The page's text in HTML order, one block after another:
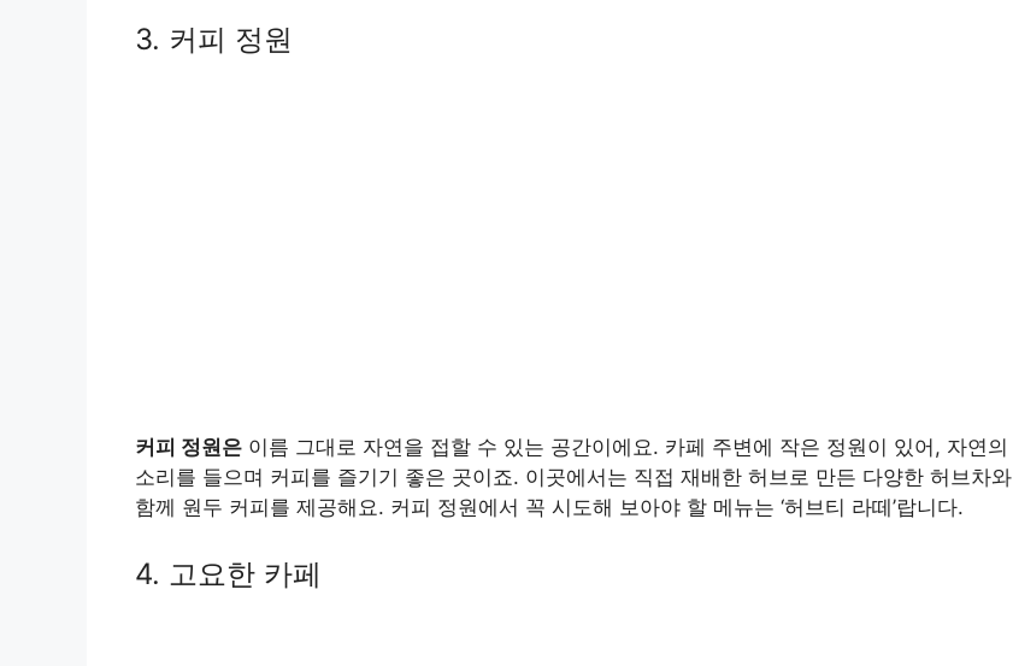
3. 커피 정원
커피 정원은 이름 그대로 자연을 접할 수 있는 공간이에요. 카페 주변에 작은 정원이 있어, 자연의
소리를 들으며 커피를 즐기기 좋은 곳이죠. 이곳에서는 직접 재배한 허브로 만든 다양한 허브차와
함께 원두 커피를 제공해요. 커피 정원에서 꼭 시도해 보아야 할 메뉴는 ‘허브티 라떼’랍니다.
4. 고요한 카페